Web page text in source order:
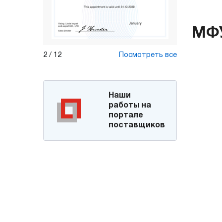
2 / 12 Посмотреть все
Наши
работы на
портале
поставщиков